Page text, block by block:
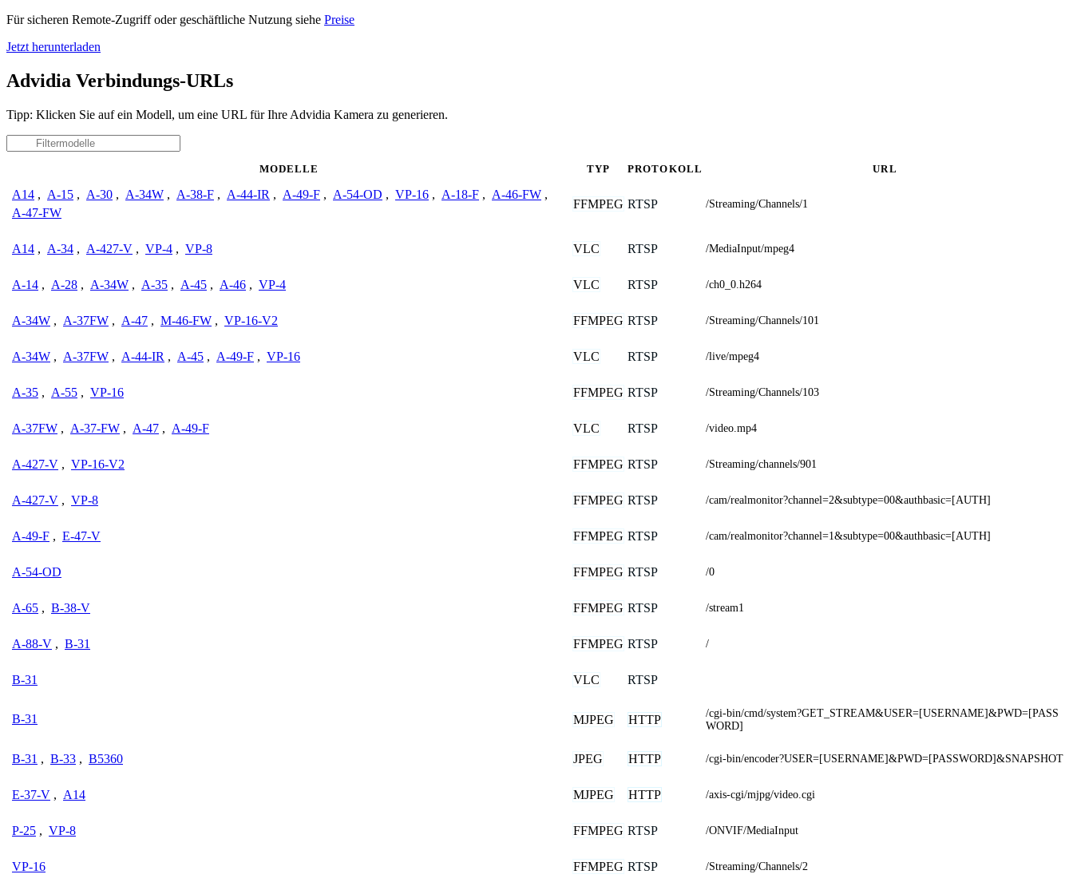
Für sicheren Remote-Zugriff oder geschäftliche Nutzung siehe Preise
Jetzt herunterladen
Advidia Verbindungs-URLs
Tipp: Klicken Sie auf ein Modell, um eine URL für Ihre Advidia Kamera zu generieren.
MODELLE TYP PROTOKOLL URL
A14 , A-15 , A-30 , A-34W , A-38-F , A-44-IR , A-49-F , A-54-OD , VP-16 , A-18-F , A-46-FW ,
A-47-FW
FFMPEG RTSP /Streaming/Channels/1
A14 , A-34 , A-427-V , VP-4 , VP-8 VLC RTSP /MediaInput/mpeg4
A-14 , A-28 , A-34W , A-35 , A-45 , A-46 , VP-4 VLC RTSP /ch0_0.h264
A-34W , A-37FW , A-47 , M-46-FW , VP-16-V2 FFMPEG RTSP /Streaming/Channels/101
A-34W , A-37FW , A-44-IR , A-45 , A-49-F , VP-16 VLC RTSP /live/mpeg4
A-35 , A-55 , VP-16 FFMPEG RTSP /Streaming/Channels/103
A-37FW , A-37-FW , A-47 , A-49-F VLC RTSP /video.mp4
A-427-V , VP-16-V2 FFMPEG RTSP /Streaming/channels/901
A-427-V , VP-8 FFMPEG RTSP /cam/realmonitor?channel=2&subtype=00&authbasic=[AUTH]
A-49-F , E-47-V FFMPEG RTSP /cam/realmonitor?channel=1&subtype=00&authbasic=[AUTH]
A-54-OD FFMPEG RTSP /0
A-65 , B-38-V FFMPEG RTSP /stream1
A-88-V , B-31 FFMPEG RTSP /
B-31 VLC RTSP
B-31 MJPEG HTTP
/cgi-bin/cmd/system?GET_STREAM&USER=[USERNAME]&PWD=[PASS
WORD]
B-31 , B-33 , B5360 JPEG HTTP /cgi-bin/encoder?USER=[USERNAME]&PWD=[PASSWORD]&SNAPSHOT
E-37-V , A14 MJPEG HTTP /axis-cgi/mjpg/video.cgi
P-25 , VP-8 FFMPEG RTSP /ONVIF/MediaInput
VP-16 FFMPEG RTSP /Streaming/Channels/2